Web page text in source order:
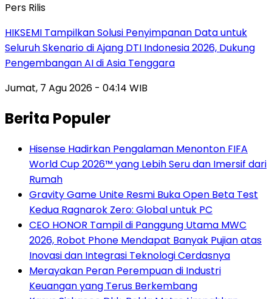
Pers Rilis
HIKSEMI Tampilkan Solusi Penyimpanan Data untuk
Seluruh Skenario di Ajang DTI Indonesia 2026, Dukung
Pengembangan AI di Asia Tenggara
Jumat, 7 Agu 2026 - 04:14 WIB
Berita Populer
Hisense Hadirkan Pengalaman Menonton FIFA
World Cup 2026™ yang Lebih Seru dan Imersif dari
Rumah
Gravity Game Unite Resmi Buka Open Beta Test
Kedua Ragnarok Zero: Global untuk PC
CEO HONOR Tampil di Panggung Utama MWC
2026, Robot Phone Mendapat Banyak Pujian atas
Inovasi dan Integrasi Teknologi Cerdasnya
Merayakan Peran Perempuan di Industri
Keuangan yang Terus Berkembang